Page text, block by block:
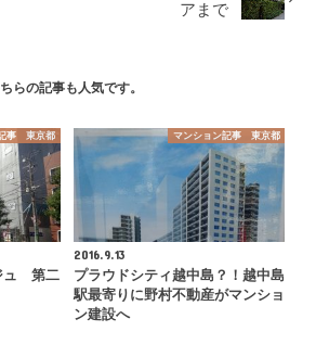
アまで
らの記事も人気です。
事 東京都
ュ 第二
マンション記事 東京都
2016.9.13
プラウドシティ越中島？！越中島
駅最寄りに野村不動産がマンショ
ン建設へ